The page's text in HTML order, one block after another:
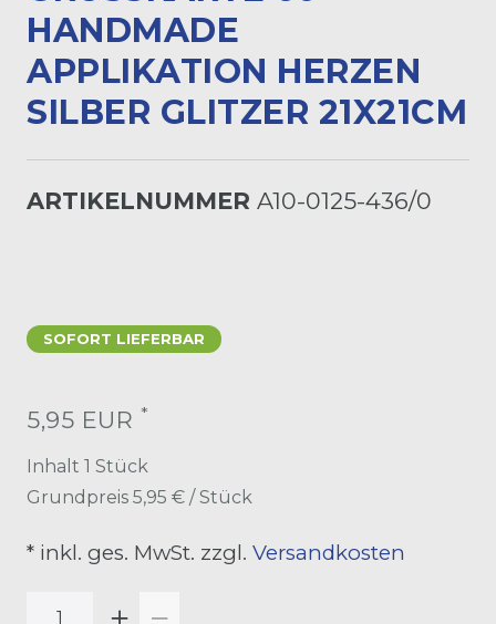
ANDMADE A
PPLIKATION HERZEN S
ILBER GLITZER 21X21CM
ARTIKELNUMMER A10-0125-436/0
SOFORT LIEFERBAR
5,95 EUR *
Inhalt 1 Stück
Grundpreis 5,95 € / Stück
* inkl. ges. MwSt. zzgl. Versandkosten